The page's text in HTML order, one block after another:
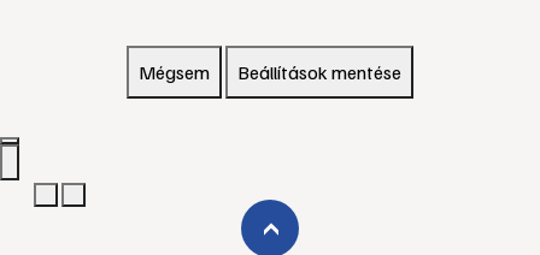
Mégsem Beállítások mentése
›